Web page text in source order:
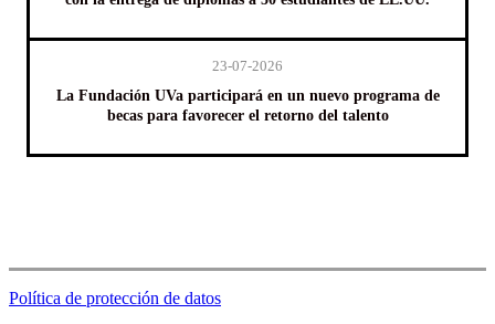
23-07-2026
La Fundación UVa participará en un nuevo programa de
becas para favorecer el retorno del talento
Política de protección de datos